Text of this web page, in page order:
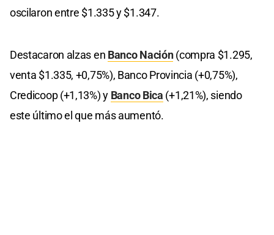
oscilaron entre $1.335 y $1.347.
Destacaron alzas en Banco Nación(compra $1.295,
venta $1.335, +0,75%), Banco Provincia (+0,75%),
Credicoop (+1,13%) y Banco Bica (+1,21%), siendo
este último el que más aumentó.